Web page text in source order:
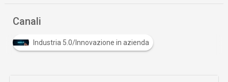
Canali
Industria 5.0/Innovazione in azienda